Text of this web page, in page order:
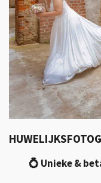
💍 Unieke &